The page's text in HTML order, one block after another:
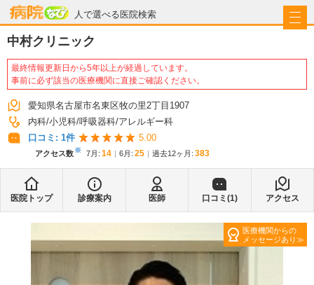
人で選べる医院検索
病院なび
中村クリニック
最終情報更新日から5年以上が経過しています。
事前に必ず該当の医療機関に直接ご確認ください。
愛知県名古屋市名東区牧の里2丁目1907
内科 小児科 呼吸器科 アレルギー科
口コミ: 1件 5.00
アクセス数※ 7月 : 14 6月 : 25 過去12ヶ月: 383
医院トップ 診療案内 医師 口コミ(1) アクセス
医療機関からの
メッセージあり